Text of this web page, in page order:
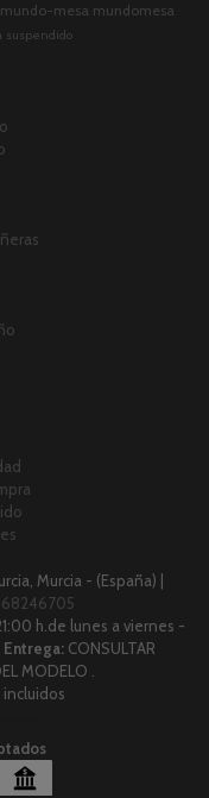
mundo-mesa mundomesa
suspendido
Murcia - (España) |
h.de lunes a viernes -
CONSULTAR
MODELO .